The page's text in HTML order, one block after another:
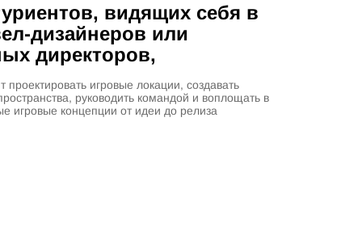
видящих себя в
дизайнеров или
директоров,
проектировать игровые локации, создавать
руководить командой и воплощать в
игровые концепции от идеи до релиза